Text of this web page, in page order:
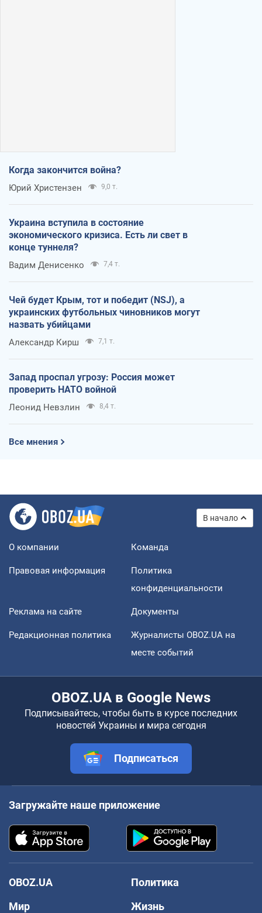
Когда закончится война?
Юрий Христензен 9,0 т.
Украина вступила в состояние
экономического кризиса. Есть ли свет в
конце туннеля?
Вадим Денисенко 7,4 т.
Чей будет Крым, тот и победит (NSJ), а
украинских футбольных чиновников могут
назвать убийцами
Александр Кирш 7,1 т.
Запад проспал угрозу: Россия может
проверить НАТО войной
Леонид Невзлин 8,4 т.
Все мнения
В начало
О компании Команда
Правовая информация
Политика
конфиденциальности
Реклама на сайте Документы
Редакционная политика
Журналисты OBOZ.UA на
месте событий
OBOZ.UA в Google News
Подписывайтесь, чтобы быть в курсе последних
новостей Украины и мира сегодня
Подписаться
Загружайте наше приложение
OBOZ.UA
Политика
Мир
Жизнь